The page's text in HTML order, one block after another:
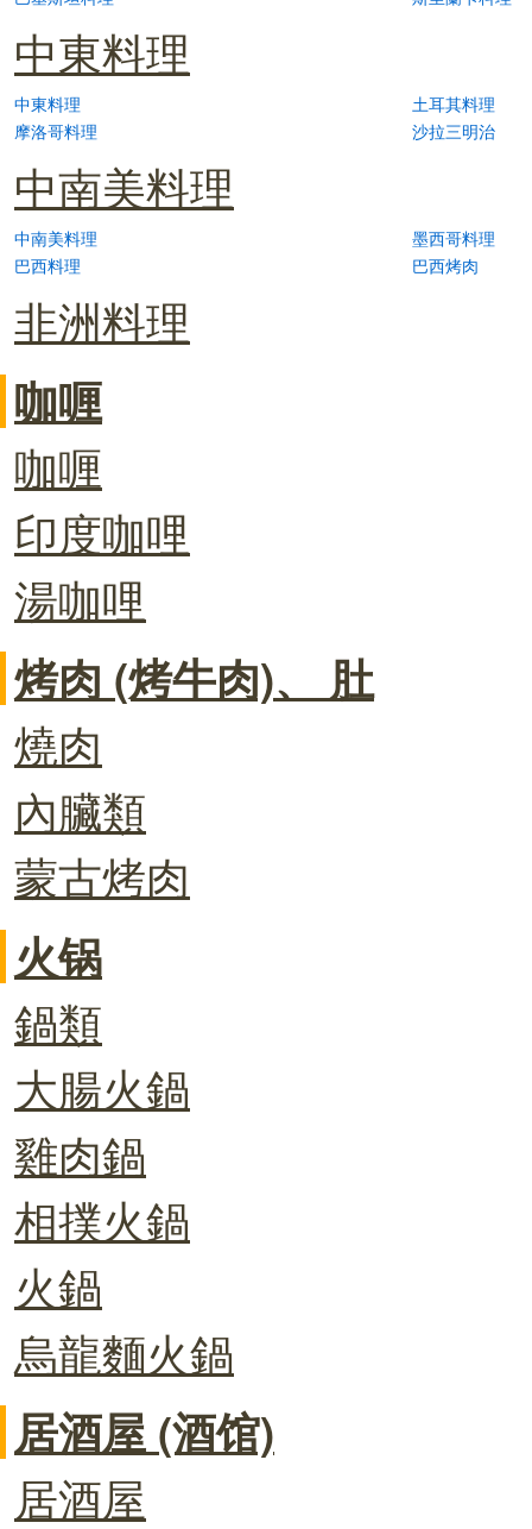
中東料理
中東料理
土耳其料理
摩洛哥料理
沙拉三明治
中南美料理
中南美料理
墨西哥料理
巴西料理
巴西烤肉
非洲料理
咖喱
咖喱
印度咖哩
湯咖哩
烤肉 (烤牛肉)、 肚
燒肉
內臟類
蒙古烤肉
火锅
鍋類
大腸火鍋
雞肉鍋
相撲火鍋
火鍋
烏龍麵火鍋
居酒屋 (酒馆)
居酒屋